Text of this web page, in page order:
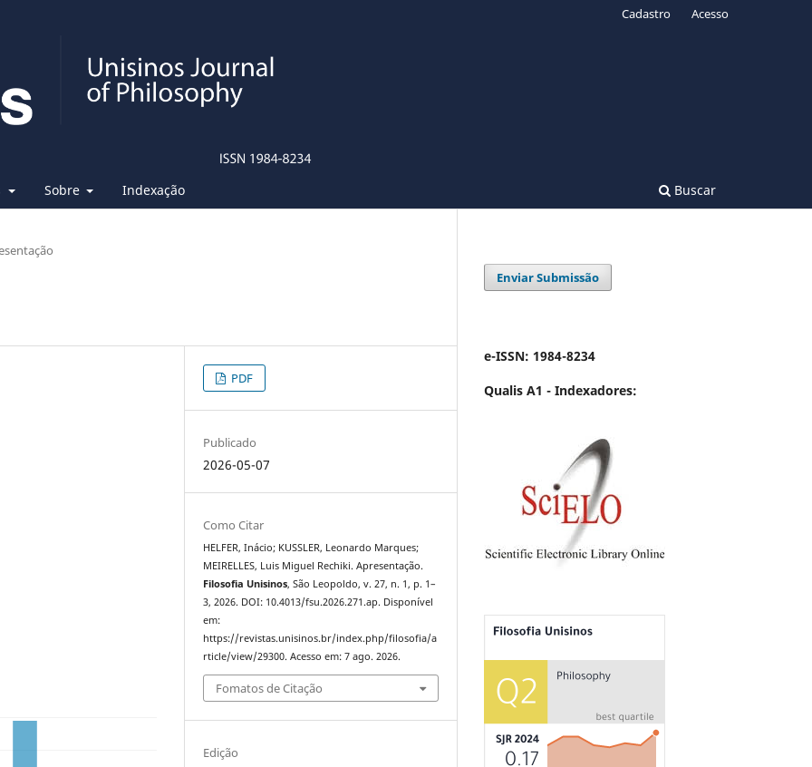
Sobre Indexação Buscar
Cadastro Acesso
PDF
Publicado
2026-05-07
Como Citar
HELFER, Inácio; KUSSLER, Leonardo Marques;
MEIRELLES, Luis Miguel Rechiki. Apresentação.
Filosofia Unisinos, São Leopoldo, v. 27, n. 1, p. 1–
3, 2026. DOI: 10.4013/fsu.2026.271.ap. Disponível
em:
https://revistas.unisinos.br/index.php/filosofia/a
rticle/view/29300. Acesso em: 7 ago. 2026.
Fomatos de Citação
Edição
Enviar Submissão
e-ISSN: 1984-8234
Qualis A1 - Indexadores: